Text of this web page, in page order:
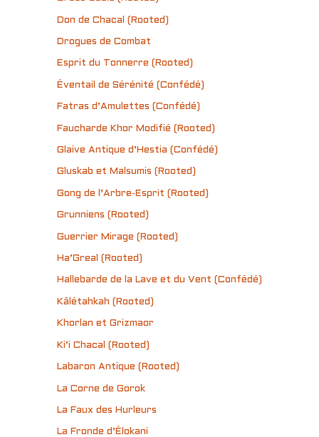
Don de Chacal (Rooted)
Drogues de Combat
Esprit du Tonnerre (Rooted)
Éventail de Sérénité (Confédé)
Fatras d’Amulettes (Confédé)
Faucharde Khor Modifié (Rooted)
Glaive Antique d’Hestia (Confédé)
Gluskab et Malsumis (Rooted)
Gong de l’Arbre-Esprit (Rooted)
Grunniens (Rooted)
Guerrier Mirage (Rooted)
Ha’Greal (Rooted)
Hallebarde de la Lave et du Vent (Confédé)
Kâlétahkah (Rooted)
Khorlan et Grizmaor
Ki’i Chacal (Rooted)
Labaron Antique (Rooted)
La Corne de Gorok
La Faux des Hurleurs
La Fronde d’Élokani